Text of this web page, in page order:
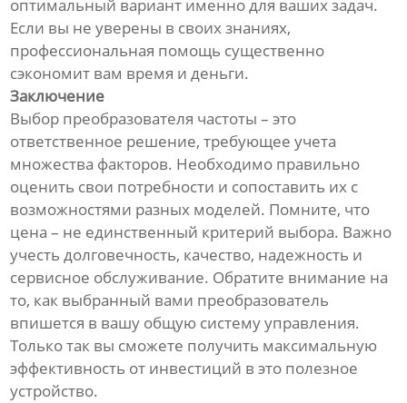
оптимальный вариант именно для ваших задач.
Если вы не уверены в своих знаниях,
профессиональная помощь существенно
сэкономит вам время и деньги.
Заключение
Выбор преобразователя частоты – это
ответственное решение, требующее учета
множества факторов. Необходимо правильно
оценить свои потребности и сопоставить их с
возможностями разных моделей. Помните, что
цена – не единственный критерий выбора. Важно
учесть долговечность, качество, надежность и
сервисное обслуживание. Обратите внимание на
то, как выбранный вами преобразователь
впишется в вашу общую систему управления.
Только так вы сможете получить максимальную
эффективность от инвестиций в это полезное
устройство.